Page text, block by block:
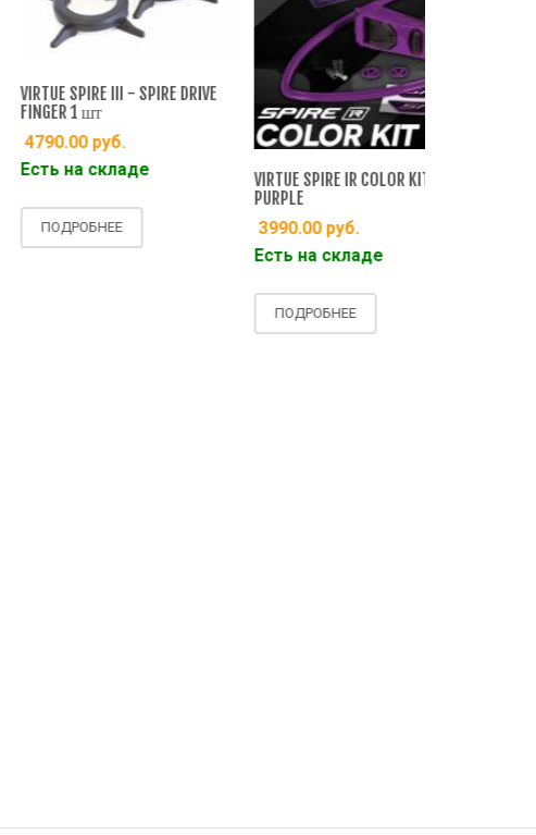
SPIRE III - SPIRE DRIVE
1 шт
руб.
на складе
ПОДРОБНЕЕ
VIRTUE SPIRE IR COLOR KIT
PURPLE
3990.00руб.
Есть на складе
ПОДРОБНЕЕ